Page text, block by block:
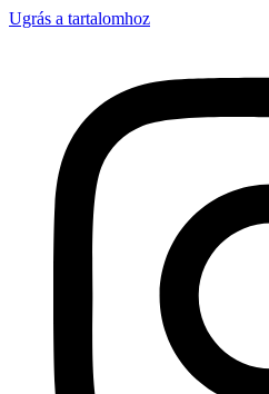
Ugrás a tartalomhoz